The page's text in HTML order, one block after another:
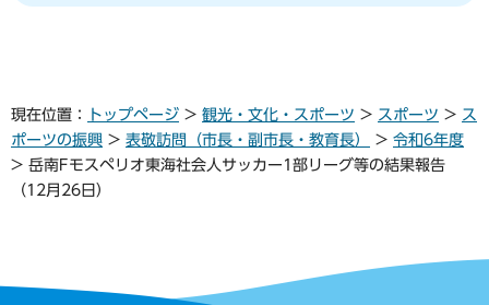
現在位置： トップページ > 観光・文化・スポーツ > スポーツ > ス
ポーツの振興 > 表敬訪問（市長・副市長・教育長） > 令和6年度
> 岳南Fモスペリオ東海社会人サッカー1部リーグ等の結果報告
（12月26日）